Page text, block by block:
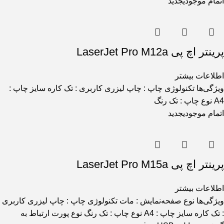
پرینتر اچ پی LaserJet Pro M12a
اطلاعات بیشتر
ویژگی‌ها تکنولوژی چاپ : چاپ لیزری کاربری : تک کاره سایز چاپ :
A4 نوع چاپ : تک رنگ
اتمام موجودیجدید
پرینتر اچ پی LaserJet Pro M15a
اطلاعات بیشتر
ویژگی‌ها نوع صفحه‌نمایش : مات تکنولوژی چاپ : چاپ لیزری کاربری
: تک کاره سایز چاپ : A4 نوع چاپ : تک رنگ نوع پورت ارتباط به